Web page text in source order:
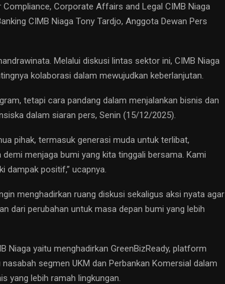
Corporate Affairs and Legal CIMB Niaga
CIMB Niaga Tony Tardjo, Anggota Dewan Pers
Melalui diskusi lintas sektor ini, CIMB Niaga
kolaborasi dalam mewujudkan keberlanjutan.
tetapi cara pandang dalam menjalankan bisnis dan
dalam siaran pers, Senin (15/12/2025).
pihak, termasuk generasi muda untuk terlibat,
menjaga bumi yang kita tinggali bersama. Kami
dampak positif,” ucapnya.
menghadirkan ruang diskusi sekaligus aksi nyata agar
dari perubahan untuk masa depan bumi yang lebih
Niaga yaitu menghadirkan GreenBizReady, platform
segmen UKM dan Perbankan Komersial dalam
yang lebih ramah lingkungan.